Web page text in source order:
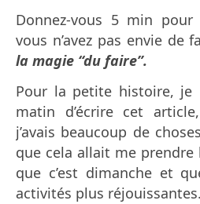
Donnez-vous 5 min
vous n’avez pas envie de
la magie “du faire”.
Pour la petite histoire, je
matin d’écrire cet
j’avais beaucoup de
que cela allait me prendre
que c’est dimanche et
activités plus réjouissantes.